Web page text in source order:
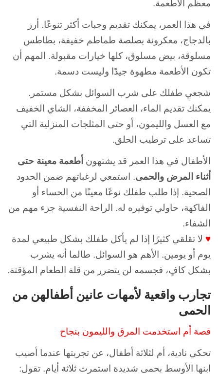
معظم الأطعمة.
في هذا العمر، يمكنك تقديم وجبات أكثر تنوعًا. أرز
بالدجاج، معكرونة بصلصة طماطم خفيفة، بطاطس
مسلوقة، بيض مسلوق، كلها خيارات مقبولة. المهم أن
تكون الأطعمة مطهوة جيدًا وليست دسمة.
شجعي طفلك على شرب السوائل بشكل مستمر.
يمكنك تقديم الماء، العصائر المخففة، الشاي الخفيف
مع العسل والليمون، أو حتى المثلجات المنزلية التي
تساعد على ترطيب الحلق.
الأطفال في هذا العمر قد يشتهون أطعمة معينة حتى
أثناء المرض والحمى. استمعي لرغباتهم ضمن الحدود
الصحية. إذا طلب طفلك نوعًا معينًا من الحساء أو
الفاكهة، حاولي توفيره له. الراحة النفسية جزء مهم من
الشفاء.
♥ لا تقلقي كثيرًا إذا لم يأكل طفلك بشكل طبيعي لمدة
يوم أو يومين. الأهم هو السوائل. طالما أنه يشرب
بشكل كافٍ، فجسمه لن يتضرر من قلة الطعام المؤقتة.
تجارب واقعية لأمهات عانين أطفالهن من
الحمى
قصة أم استخدمت المرق والليمون بنجاح
تحكي نادية، أم لثلاثة أطفال، عن تجربتها عندما أصيب
ابنها الأوسط بحمى شديدة استمرت ثلاثة أيام. تقول: